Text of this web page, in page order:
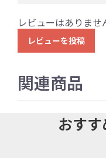
レビューはありませ
レビューを投稿
関連商品
おす